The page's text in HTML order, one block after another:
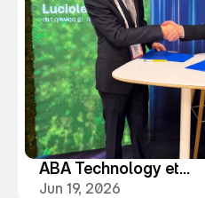
ABA Technology et
Numspot bâtissent une
Jun 19, 2026